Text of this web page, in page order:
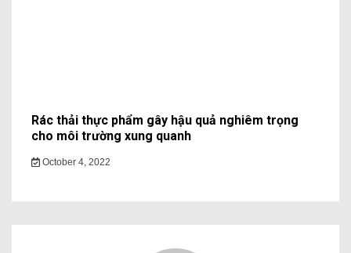
Rác thải thực phẩm gây hậu quả nghiêm trọng
cho môi trường xung quanh
October 4, 2022